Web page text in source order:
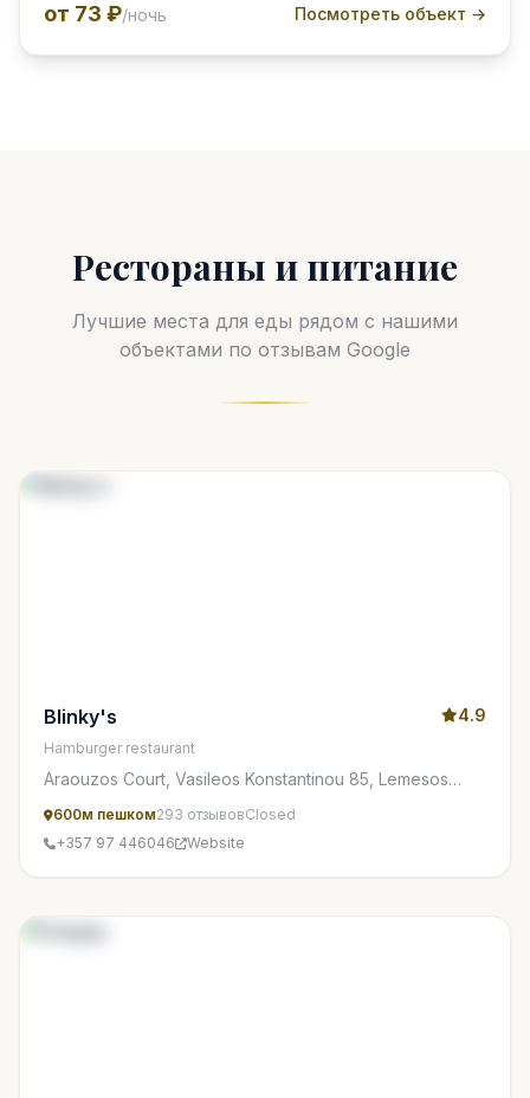
от 73 ₽/ночь Посмотреть объект →
Рестораны и питание
Лучшие места для еды рядом с нашими
объектами по отзывам Google
Blinky's 4.9
Hamburger restaurant
Araouzos Court, Vasileos Konstantinou 85, Lemesos
600м пешком293 отзывовClosed
+357 97 446046
Website